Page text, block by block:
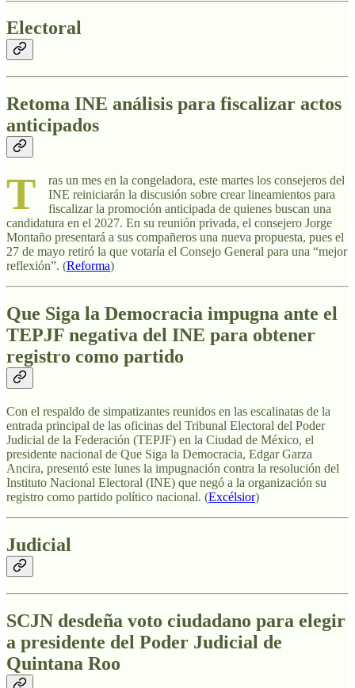
Electoral
Retoma INE análisis para fiscalizar actos
anticipados
T
ras un mes en la congeladora, este martes los consejeros del
INE reiniciarán la discusión sobre crear lineamientos para
fiscalizar la promoción anticipada de quienes buscan una
candidatura en el 2027. En su reunión privada, el consejero Jorge
Montaño presentará a sus compañeros una nueva propuesta, pues el
27 de mayo retiró la que votaría el Consejo General para una “mejor
reflexión”. (Reforma)
Que Siga la Democracia impugna ante el
TEPJF negativa del INE para obtener
registro como partido
Con el respaldo de simpatizantes reunidos en las escalinatas de la
entrada principal de las oficinas del Tribunal Electoral del Poder
Judicial de la Federación (TEPJF) en la Ciudad de México, el
presidente nacional de Que Siga la Democracia, Edgar Garza
Ancira, presentó este lunes la impugnación contra la resolución del
Instituto Nacional Electoral (INE) que negó a la organización su
registro como partido político nacional. (Excélsior)
Judicial
SCJN desdeña voto ciudadano para elegir
a presidente del Poder Judicial de
Quintana Roo